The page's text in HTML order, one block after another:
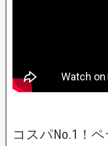
コスパNo.1！